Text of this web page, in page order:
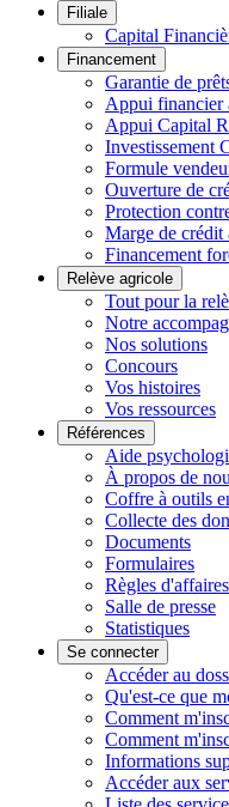
Filiale
Capital
Financement
Garantie de
Appui financier
Appui Capital
Investissement
Formule
Ouverture de
Protection
Marge de crédit
Financement
Relève agricole
Tout pour la
Notre
Nos solutions
Concours
Vos histoires
Vos ressources
Références
Aide
À propos de
Coffre à outils
Collecte des
Documents
Formulaires
Règles d'affaires
Salle de presse
Statistiques
Se connecter
Accéder au
Qu'est-ce que
Comment
Comment
Informations
Accéder aux